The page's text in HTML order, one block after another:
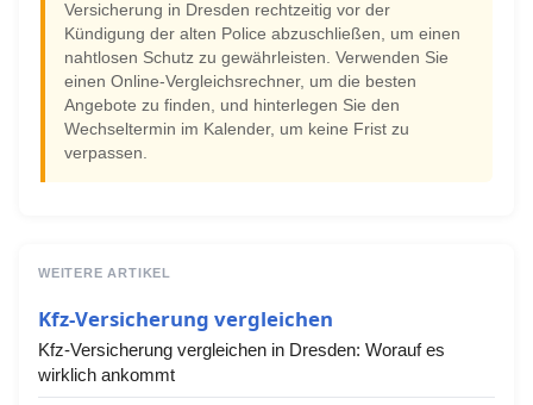
Versicherung in Dresden rechtzeitig vor der
Kündigung der alten Police abzuschließen, um einen
nahtlosen Schutz zu gewährleisten. Verwenden Sie
einen Online-Vergleichsrechner, um die besten
Angebote zu finden, und hinterlegen Sie den
Wechseltermin im Kalender, um keine Frist zu
verpassen.
WEITERE ARTIKEL
Kfz-Versicherung vergleichen
Kfz-Versicherung vergleichen in Dresden: Worauf es
wirklich ankommt